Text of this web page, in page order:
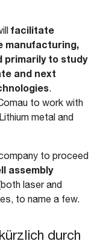
facilitate
manufacturing,
primarily to study
and next
.
to work with
metal and
to proceed
assembly
laser and
to name a few.
durch